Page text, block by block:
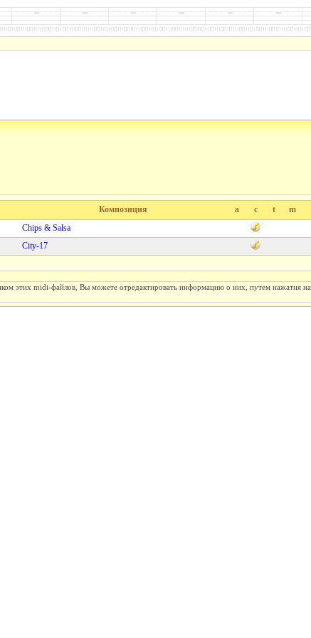
Композиция a c t
m
Chips & Salsa
City-17
этих midi-файлов, Вы можете отредактировать информацию о них, путем нажатия на